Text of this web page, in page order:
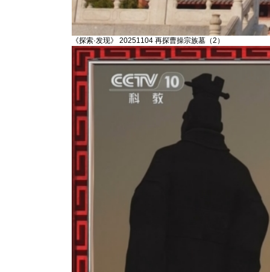
《探索·发现》 20251104 再探曹操宗族墓（2）